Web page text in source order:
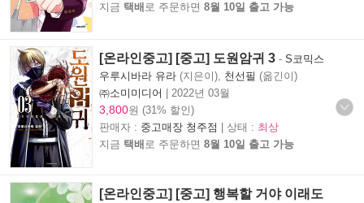
지금 택배 로 주문하면 8월 10일 출고 가능
[온라인중고] [중고] 도원암귀 3 - S코믹스
우루시바라 유라 (지은이), 천선필 (옮긴이)
㈜소미미디어
2022년 03월
3,800원 (31% 할인)
판매자 : 중고매장 청주점 | 상태 : 최상
지금 택배 로 주문하면 8월 10일 출고 가능
[온라인중고] [중고] 행복할 거야 이래도